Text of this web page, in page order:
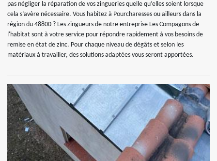
pas négliger la réparation de vos zingueries quelle qu’elles soient lorsque
cela s’avère nécessaire. Vous habitez à Pourcharesses ou ailleurs dans la
région du 48800 ? Les zingueurs de notre entreprise Les Compagons de
l'habitat sont à votre service pour répondre rapidement à vos besoins de
remise en état de zinc. Pour chaque niveau de dégâts et selon les
matériaux à travailler, des solutions adaptées vous seront apportées.